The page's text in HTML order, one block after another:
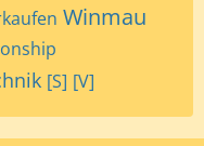
Winmau
[S] [V]